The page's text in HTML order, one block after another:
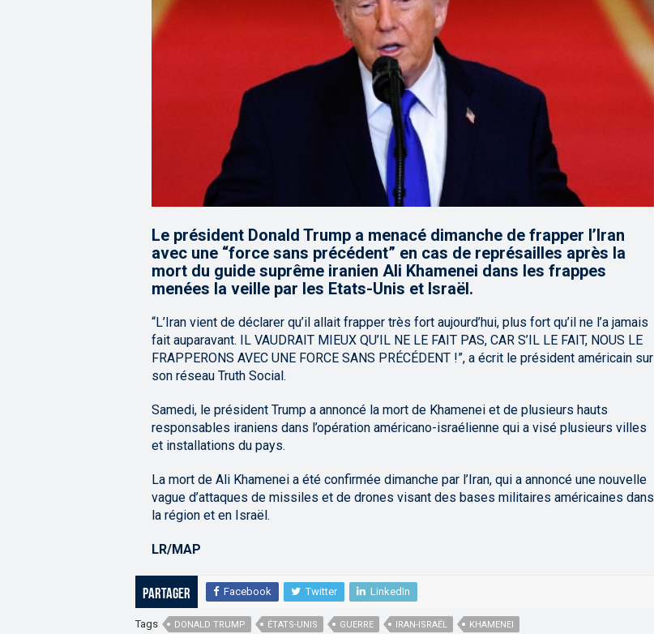
Le président Donald Trump a menacé dimanche de frapper l’Iran
avec une “force sans précédent” en cas de représailles après la
mort du guide suprême iranien Ali Khamenei dans les frappes
menées la veille par les Etats-Unis et Israël.
“L’Iran vient de déclarer qu’il allait frapper très fort aujourd’hui, plus fort qu’il ne l’a jamais
fait auparavant. IL VAUDRAIT MIEUX QU’IL NE LE FAIT PAS, CAR S’IL LE FAIT, NOUS LE
FRAPPERONS AVEC UNE FORCE SANS PRÉCÉDENT !”, a écrit le président américain sur
son réseau Truth Social.
Samedi, le président Trump a annoncé la mort de Khamenei et de plusieurs hauts
responsables iraniens dans l’opération américano-israélienne qui a visé plusieurs villes
et installations du pays.
La mort de Ali Khamenei a été confirmée dimanche par l’Iran, qui a annoncé une nouvelle
vague d’attaques de missiles et de drones visant des bases militaires américaines dans
la région et en Israël.
LR/MAP
Partager Facebook Twitter LinkedIn
Tags DONALD TRUMP ÉTATS-UNIS GUERRE IRAN-ISRAËL KHAMENEI